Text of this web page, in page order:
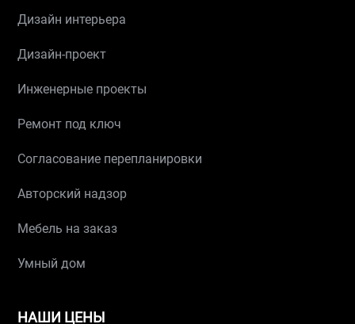
Дизайн интерьера
Дизайн-проект
Инженерные проекты
Ремонт под ключ
Согласование перепланировки
Авторский надзор
Мебель на заказ
Умный дом
НАШИ ЦЕНЫ